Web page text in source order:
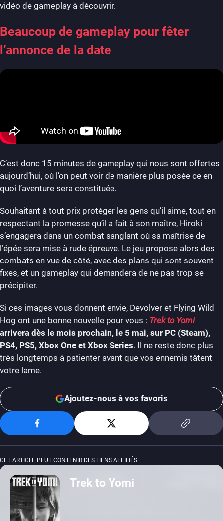
vidéo de gameplay à découvrir.
Beaucoup de gameplay pour fêter
l’annonce de la date
C’est donc 15 minutes de gameplay qui nous sont offertes
aujourd’hui, où l’on peut voir de manière plus posée ce en
quoi l’aventure sera constituée.
Souhaitant à tout prix protéger les gens qu’il aime, tout en
respectant la promesse qu’il a fait à son maître, Hiroki
s’engagera dans un combat sanglant où sa maîtrise de
l’épée sera mise à rude épreuve. Le jeu propose alors des
combats en vue de côté, avec des plans qui sont souvent
fixes, et un gameplay qui demandera de ne pas trop se
précipiter.
Si ces images vous donnent envie, Devolver et Flying Wild
Hog ont une bonne nouvelle pour vous : Trek to Yomi
arrivera dès le mois prochain, le 5 mai, sur PC (Steam),
PS4, PS5, Xbox One et Xbox Series. Il ne reste donc plus
très longtemps à patienter avant que vos ennemis tâtent
votre lame.
Ajoutez-nous à vos favoris
CET ARTICLE PEUT CONTENIR DES LIENS AFFILIÉS
Trek to Yomi